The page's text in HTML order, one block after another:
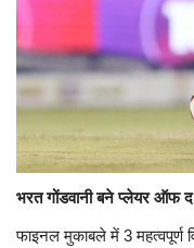
भरत गोंडवानी बने प्लेयर ऑफ
फाइनल मुकाबले में 3 महत्वपूर्ण